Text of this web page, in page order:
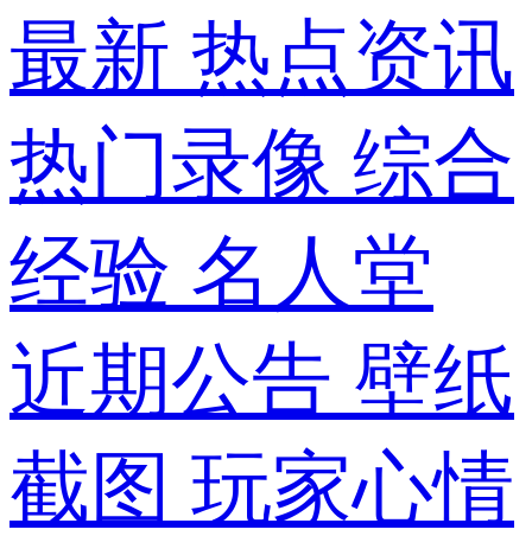
最新 热点资讯
热门录像 综合
经验 名人堂
近期公告 壁纸
截图 玩家心情